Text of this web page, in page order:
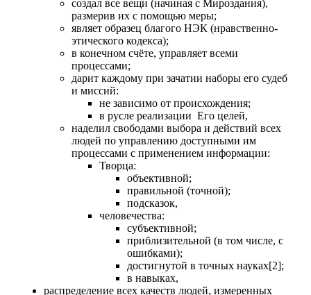
создал все вещи (начиная с Мироздания),
размерив их с помощью меры;
являет образец благого НЭК (нравственно-
этического кодекса);
в конечном счёте, управляет всеми
процессами;
дарит каждому при зачатии наборы его судеб
и миссий:
не зависимо от происхождения;
в русле реализации Его целей,
наделил свободами выбора и действий всех
людей по управлению доступными им
процессами с применением информации:
Творца:
объективной;
правильной (точной);
подсказок,
человечества:
субъективной;
приблизительной (в том числе, с
ошибками);
достигнутой в точных науках[2];
в навыках,
распределение всех качеств людей, измеренных